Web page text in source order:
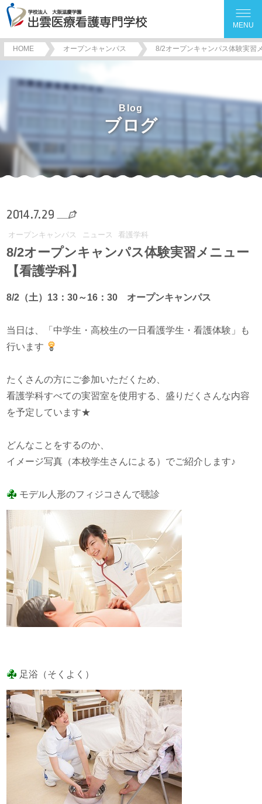
MENU
HOME オープンキャンパス 8/2オープンキャンパス体験実習
Blog
ブログ
2014.7.29
オープンキャンパス ニュース 看護学科
8/2オープンキャンパス体験実習メニュー
【看護学科】
8/2 （土）13：30～16：30 オープンキャンパス
当日は、「中学生・高校生の一日看護学生・看護体験」も
行います
たくさんの方にご参加いただくため、
看護学科すべての実習室を使用する、盛りだくさんな内容
を予定しています★
どんなことをするのか、
イメージ写真（本校学生さんによる）でご紹介します♪
モデル人形のフィジコさんで聴診
足浴（そくよく）